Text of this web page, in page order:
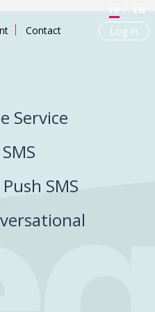
Contact
FR EN
Log in
Service
SMS